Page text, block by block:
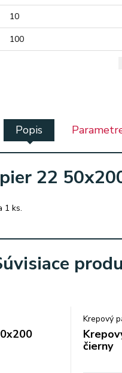
10
100
Popis
22
1 ks.
Krepový
čierny